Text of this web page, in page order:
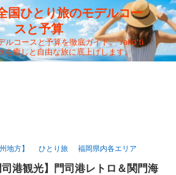
ひとり旅のモデルコー
スと予算
ルコースと予算を徹底ガイド。"rako'ti
を癒しと自由な旅に底上げします。
地方】 ひとり旅 福岡県内各エリア
司港観光】門司港レトロ＆関門海